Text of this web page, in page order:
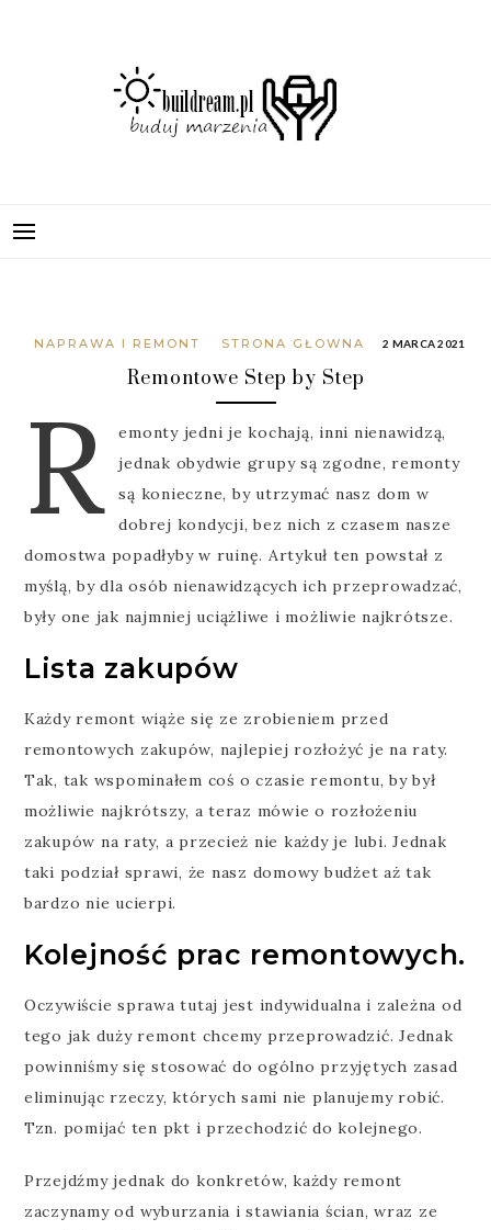
NAPRAWA I REMONT STRONA GŁOWNA 2 MARCA 2021
Remontowe Step by Step
R
emonty jedni je kochają, inni nienawidzą,
jednak obydwie grupy są zgodne, remonty
są konieczne, by utrzymać nasz dom w
dobrej kondycji, bez nich z czasem nasze
domostwa popadłyby w ruinę. Artykuł ten powstał z
myślą, by dla osób nienawidzących ich przeprowadzać,
były one jak najmniej uciążliwe i możliwie najkrótsze.
Lista zakupów
Każdy remont wiąże się ze zrobieniem przed
remontowych zakupów, najlepiej rozłożyć je na raty.
Tak, tak wspominałem coś o czasie remontu, by był
możliwie najkrótszy, a teraz mówie o rozłożeniu
zakupów na raty, a przecież nie każdy je lubi. Jednak
taki podział sprawi, że nasz domowy budżet aż tak
bardzo nie ucierpi.
Kolejność prac remontowych.
Oczywiście sprawa tutaj jest indywidualna i zależna od
tego jak duży remont chcemy przeprowadzić. Jednak
powinniśmy się stosować do ogólno przyjętych zasad
eliminując rzeczy, których sami nie planujemy robić.
Tzn. pomijać ten pkt i przechodzić do kolejnego.
Przejdźmy jednak do konkretów, każdy remont
zaczynamy od wyburzania i stawiania ścian, wraz ze